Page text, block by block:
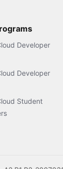
Developer
Developer
Student